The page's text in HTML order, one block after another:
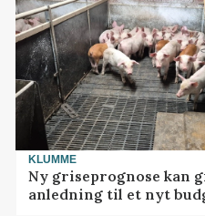
KLUMME
Ny griseprognose kan
anledning til et nyt